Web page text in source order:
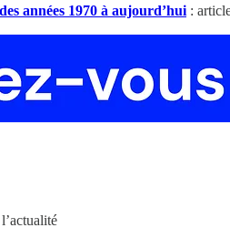
années 1970 à aujourd’hui :